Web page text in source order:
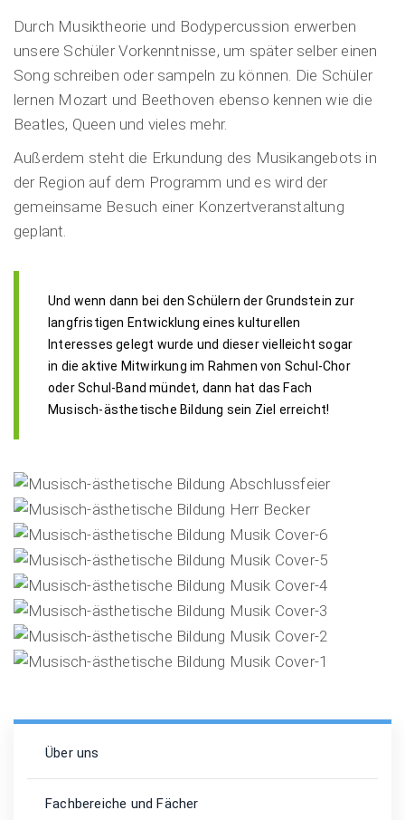
Durch Musiktheorie und Bodypercussion erwerben
unsere Schüler Vorkenntnisse, um später selber einen
Song schreiben oder sampeln zu können. Die Schüler
lernen Mozart und Beethoven ebenso kennen wie die
Beatles, Queen und vieles mehr.
Außerdem steht die Erkundung des Musikangebots in
der Region auf dem Programm und es wird der
gemeinsame Besuch einer Konzertveranstaltung
geplant.
Und wenn dann bei den Schülern der Grundstein zur
langfristigen Entwicklung eines kulturellen
Interesses gelegt wurde und dieser vielleicht sogar
in die aktive Mitwirkung im Rahmen von Schul-Chor
oder Schul-Band mündet, dann hat das Fach
Musisch-ästhetische Bildung sein Ziel erreicht!
Über uns
Fachbereiche und Fächer